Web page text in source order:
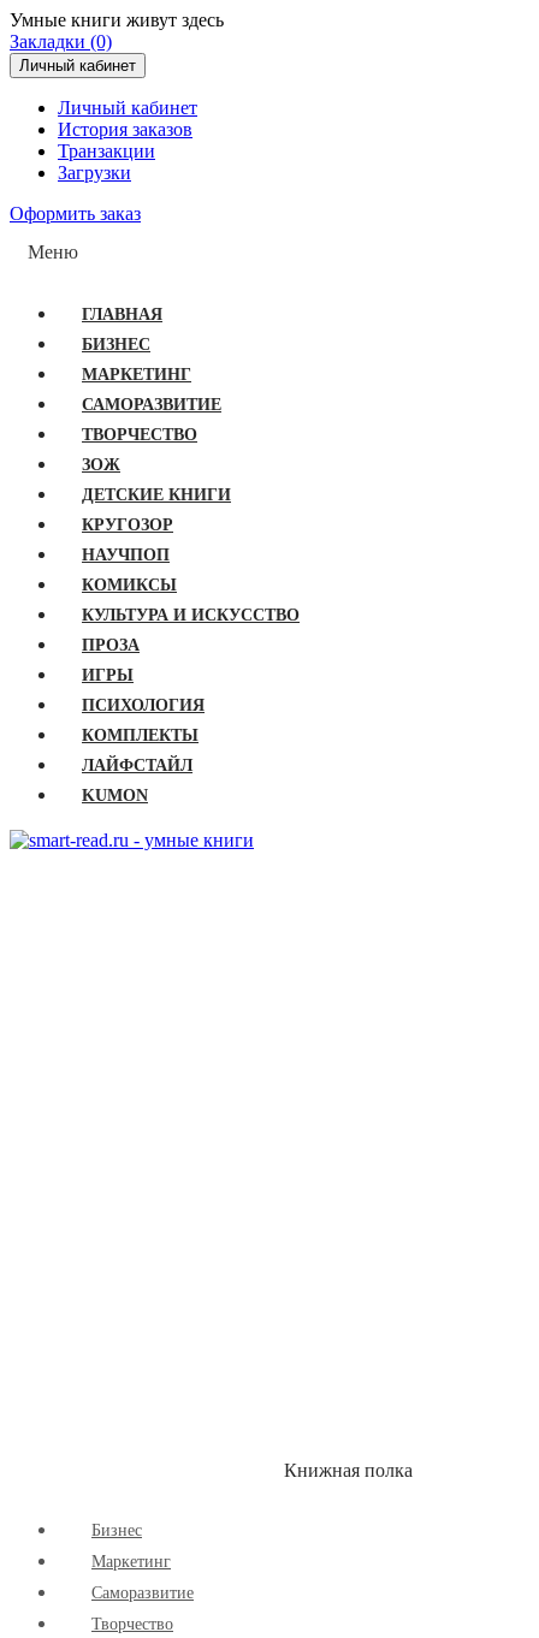
Умные книги живут здесь
Закладки (0)
Личный кабинет
Личный кабинет
История заказов
Транзакции
Загрузки
Оформить заказ
Меню
ГЛАВНАЯ
БИЗНЕС
МАРКЕТИНГ
САМОРАЗВИТИЕ
ТВОРЧЕСТВО
ЗОЖ
ДЕТСКИЕ КНИГИ
КРУГОЗОР
НАУЧПОП
КОМИКСЫ
КУЛЬТУРА И ИСКУССТВО
ПРОЗА
ИГРЫ
ПСИХОЛОГИЯ
КОМПЛЕКТЫ
ЛАЙФСТАЙЛ
KUMON
Книжная полка
Бизнес
Маркетинг
Cаморазвитие
Творчество